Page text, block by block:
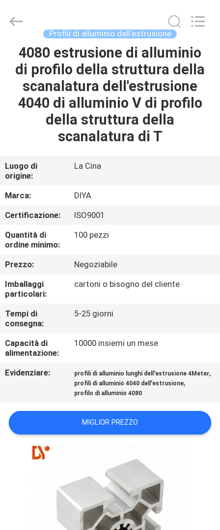
CASA
PRODOTTI
GIRO
DELLA
FABBRICA
CONTROLLO
DI
QUALITÀ
CONTATTICI
NOTIZIE
CASI
CITAZIONE
MAPPA
Equipment
Reserved.
Profili di alluminio dell'estrusione
4080 estrusione di alluminio
di profilo della struttura della
scanalatura dell'estrusione
4040 di alluminio V di profilo
della struttura della
scanalatura di T
Luogo di
origine:
La Cina
Marca:
DIYA
Certificazione:
ISO9001
Quantità di
ordine minimo:
100 pezzi
Prezzo:
Negoziabile
Imballaggi
particolari:
cartoni o bisogno del cliente
Tempi di
consegna:
5-25 giorni
Capacità di
alimentazione:
10000 insiemi un mese
Evidenziare: profili di alluminio lunghi dell'estrusione 4Meter,
profili di alluminio 4040 dell'estrusione,
profilo di alluminio 4080
MIGLIOR PREZZO